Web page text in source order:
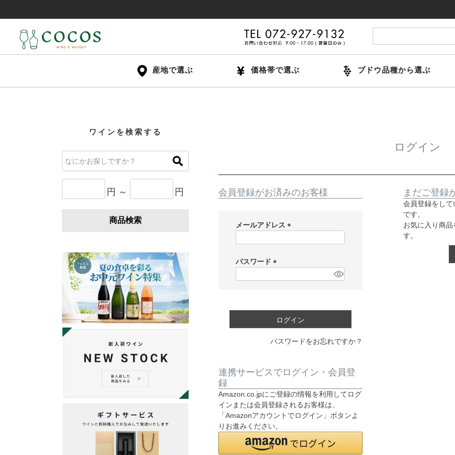
産地で選ぶ 価格帯で選ぶ ブドウ品種から選ぶ
ワインを検索する
円 ～ 円
商品検索
ログイン
会員登録がお済みのお客様
メールアドレス
)
パスワード
ログイン
パスワードをお忘れですか？
連携サービスでログイン・会員登
録
Amazon.co.jpにご登録の情報を利用してログ
インまたは会員登録されるお客様は、
「Amazonアカウントでログイン」ボタンよ
りお進みください。
まだご登録
会員登録をし
です。
お気に入り商
す。